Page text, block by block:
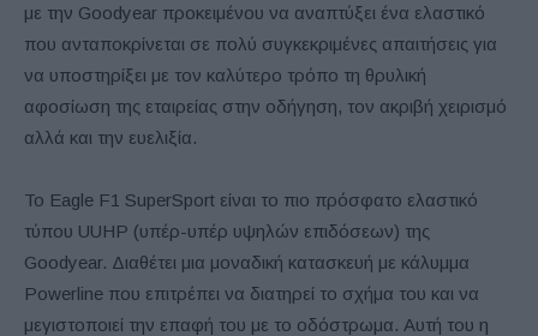
με την Goodyear προκειμένου να αναπτύξει ένα ελαστικό
που ανταποκρίνεται σε πολύ συγκεκριμένες απαιτήσεις για
να υποστηρίξει με τον καλύτερο τρόπο τη θρυλική
αφοσίωση της εταιρείας στην οδήγηση, τον ακριβή χειρισμό
αλλά και την ευελιξία.
Το Eagle F1 SuperSport είναι το πιο πρόσφατο ελαστικό
τύπου UUHP (υπέρ-υπέρ υψηλών επιδόσεων) της
Goodyear. Διαθέτει μια μοναδική κατασκευή με κάλυμμα
Powerline που επιτρέπει να διατηρεί το σχήμα του και να
μεγιστοποιεί την επαφή του με το οδόστρωμα. Αυτή του η